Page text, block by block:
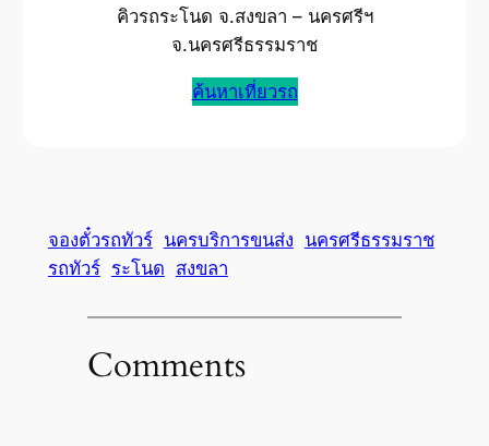
คิวรถระโนด จ.สงขลา – นครศรีฯ
จ.นครศรีธรรมราช
ค้นหาเที่ยวรถ
จองตั๋วรถทัวร์ นครบริการขนส่ง นครศรีธรรมราช
รถทัวร์ ระโนด สงขลา
Comments